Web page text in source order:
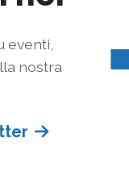
eventi,
nostra